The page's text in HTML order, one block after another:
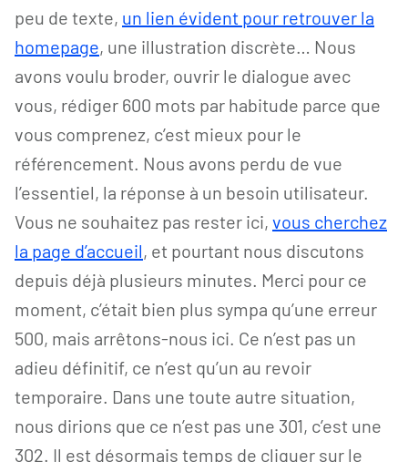
peu de texte, un lien évident pour retrouver la
homepage, une illustration discrète… Nous
avons voulu broder, ouvrir le dialogue avec
vous, rédiger 600 mots par habitude parce que
vous comprenez, c’est mieux pour le
référencement. Nous avons perdu de vue
l’essentiel, la réponse à un besoin utilisateur.
Vous ne souhaitez pas rester ici, vous cherchez
la page d’accueil, et pourtant nous discutons
depuis déjà plusieurs minutes. Merci pour ce
moment, c’était bien plus sympa qu’une erreur
500, mais arrêtons-nous ici. Ce n’est pas un
adieu définitif, ce n’est qu’un au revoir
temporaire. Dans une toute autre situation,
nous dirions que ce n’est pas une 301, c’est une
302. Il est désormais temps de cliquer sur le